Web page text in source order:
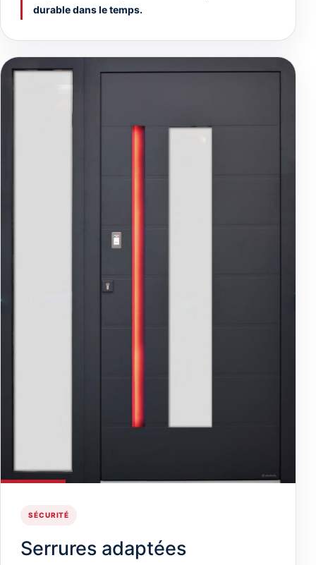
durable dans le temps.
SÉCURITÉ
Serrures adaptées